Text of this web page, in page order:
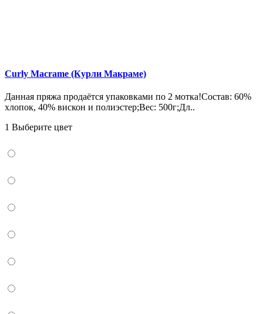
Curly Macrame (Курли Макраме)
Данная пряжа продаётся упаковками по 2 мотка!Состав: 60%
хлопок, 40% вискон и полиэстер;Вес: 500г;Дл..
1 Выберите цвет